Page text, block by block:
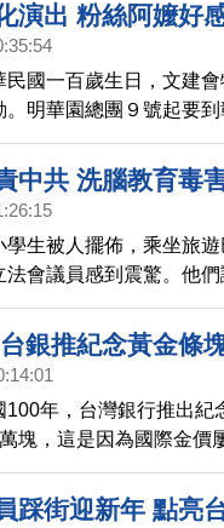
演出 粉絲阿嬤好
民國一百歲生日，文建
。明華園總團９號起要
到消息，特地趕到記者
看到她，這次要到現場一
中共 洗腦教育毒
學生被人擺佈，乘坐旅
法會議員感到震驚。他
令他們喪失分辨是非善
銀推紀念黃金條
100年，台灣銀行推出紀
塊，這是因為國際金價
價，儘管，外資券商看
民眾擔心，會買在高點。
踩街迎新年 點亮